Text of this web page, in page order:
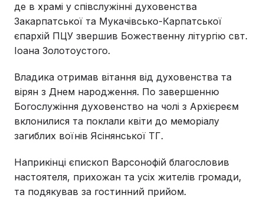
де в храмі у співслужінні духовенства
Закарпатської та Мукачівсько-Карпатської
єпархій ПЦУ звершив Божественну літургію свт.
Іоана Золотоустого.
Владика отримав вітання від духовенства та
вірян з Днем народження. По завершенню
Богослужіння духовенство на чолі з Архієреєм
вклонилися та поклали квіти до меморіалу
загиблих воїнів Ясінянської ТГ.
Наприкінці єпископ Варсонофій благословив
настоятеля, прихожан та усіх жителів громади,
та подякував за гостинний прийом.